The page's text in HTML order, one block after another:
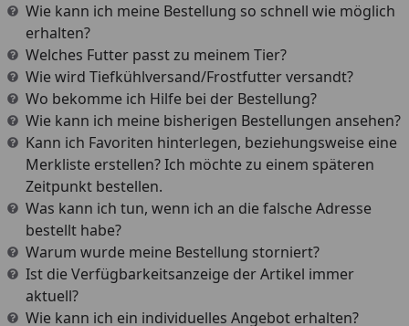
Wie kann ich meine Bestellung so schnell wie möglich
erhalten?
Welches Futter passt zu meinem Tier?
Wie wird Tiefkühlversand/Frostfutter versandt?
Wo bekomme ich Hilfe bei der Bestellung?
Wie kann ich meine bisherigen Bestellungen ansehen?
Kann ich Favoriten hinterlegen, beziehungsweise eine
Merkliste erstellen? Ich möchte zu einem späteren
Zeitpunkt bestellen.
Was kann ich tun, wenn ich an die falsche Adresse
bestellt habe?
Warum wurde meine Bestellung storniert?
Ist die Verfügbarkeitsanzeige der Artikel immer
aktuell?
Wie kann ich ein individuelles Angebot erhalten?